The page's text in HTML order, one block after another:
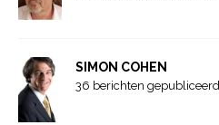
SIMON COHEN
36 berichten gepubliceerd